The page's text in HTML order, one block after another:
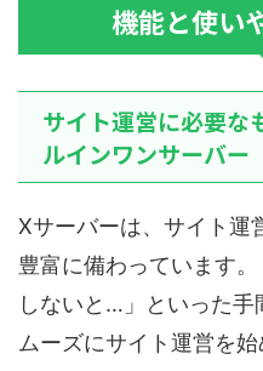
機能と使い
サイト運営に必要な
ルインワンサーバー
Xサーバーは、サイト運
豊富に備わっています
しないと…」といった手
ムーズにサイト運営を始